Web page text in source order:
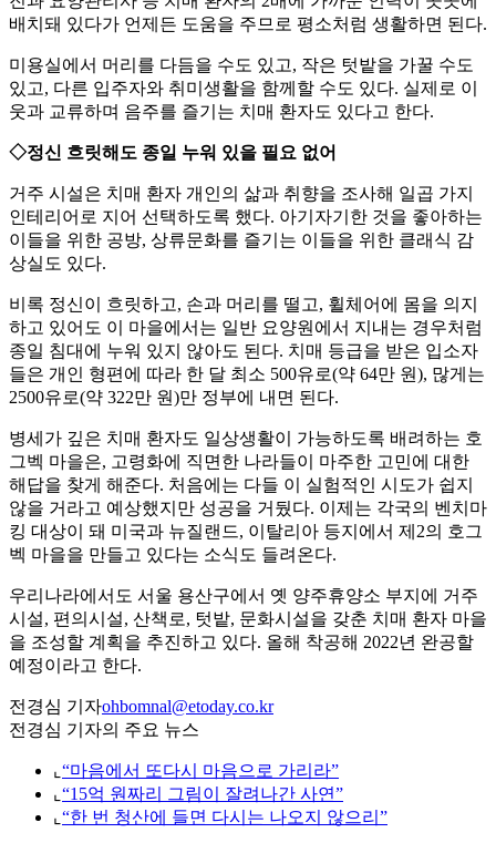
배치돼 있다가 언제든 도움을 주므로 평소처럼 생활하면 된다.
미용실에서 머리를 다듬을 수도 있고, 작은 텃밭을 가꿀 수도
있고, 다른 입주자와 취미생활을 함께할 수도 있다. 실제로 이
웃과 교류하며 음주를 즐기는 치매 환자도 있다고 한다.
◇정신 흐릿해도 종일 누워 있을 필요 없어
거주 시설은 치매 환자 개인의 삶과 취향을 조사해 일곱 가지
인테리어로 지어 선택하도록 했다. 아기자기한 것을 좋아하는
이들을 위한 공방, 상류문화를 즐기는 이들을 위한 클래식 감
상실도 있다.
비록 정신이 흐릿하고, 손과 머리를 떨고, 휠체어에 몸을 의지
하고 있어도 이 마을에서는 일반 요양원에서 지내는 경우처럼
종일 침대에 누워 있지 않아도 된다. 치매 등급을 받은 입소자
들은 개인 형편에 따라 한 달 최소 500유로(약 64만 원), 많게는
2500유로(약 322만 원)만 정부에 내면 된다.
병세가 깊은 치매 환자도 일상생활이 가능하도록 배려하는 호
그벡 마을은, 고령화에 직면한 나라들이 마주한 고민에 대한
해답을 찾게 해준다. 처음에는 다들 이 실험적인 시도가 쉽지
않을 거라고 예상했지만 성공을 거뒀다. 이제는 각국의 벤치마
킹 대상이 돼 미국과 뉴질랜드, 이탈리아 등지에서 제2의 호그
벡 마을을 만들고 있다는 소식도 들려온다.
우리나라에서도 서울 용산구에서 옛 양주휴양소 부지에 거주
시설, 편의시설, 산책로, 텃밭, 문화시설을 갖춘 치매 환자 마을
을 조성할 계획을 추진하고 있다. 올해 착공해 2022년 완공할
예정이라고 한다.
전경심 기자ohbomnal@etoday.co.kr
전경심 기자의 주요 뉴스
⌞ “마음에서 또다시 마음으로 가리라”
⌞ “15억 원짜리 그림이 잘려나간 사연”
⌞ “한 번 청산에 들면 다시는 나오지 않으리”